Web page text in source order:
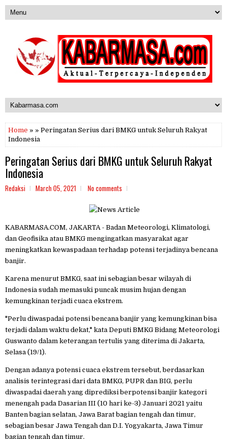
Home » » Peringatan Serius dari BMKG untuk Seluruh Rakyat
Indonesia
Peringatan Serius dari BMKG untuk Seluruh Rakyat
Indonesia
Redaksi March 05, 2021 No comments
KABARMASA.COM, JAKARTA - Badan Meteorologi, Klimatologi,
dan Geofisika atau BMKG mengingatkan masyarakat agar
meningkatkan kewaspadaan terhadap potensi terjadinya bencana
banjir.
Karena menurut BMKG, saat ini sebagian besar wilayah di
Indonesia sudah memasuki puncak musim hujan dengan
kemungkinan terjadi cuaca ekstrem.
"Perlu diwaspadai potensi bencana banjir yang kemungkinan bisa
terjadi dalam waktu dekat," kata Deputi BMKG Bidang Meteorologi
Guswanto dalam keterangan tertulis yang diterima di Jakarta,
Selasa (19/1).
Dengan adanya potensi cuaca ekstrem tersebut, berdasarkan
analisis terintegrasi dari data BMKG, PUPR dan BIG, perlu
diwaspadai daerah yang diprediksi berpotensi banjir kategori
menengah pada Dasarian III (10 hari ke-3) Januari 2021 yaitu
Banten bagian selatan, Jawa Barat bagian tengah dan timur,
sebagian besar Jawa Tengah dan D.I. Yogyakarta, Jawa Timur
bagian tengah dan timur.